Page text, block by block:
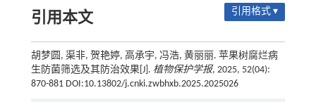
引用本文 引用格式 ▾
胡梦圆, 渠非, 贺艳婷, 高承宇, 冯浩, 黄丽丽. 苹果树腐烂病
生防菌筛选及其防治效果[J]. 植物保护学报, 2025, 52(04):
870-881 DOI:10.13802/j.cnki.zwbhxb.2025.2025026